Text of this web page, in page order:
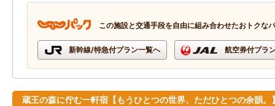
この施設と交通手段を自由に組み合わせたおトクな
新幹線/特急付プラン一覧へ 航空券付プラ
蔵王の森に佇む一軒宿【もうひとつの世界、ただひとつの余韻。